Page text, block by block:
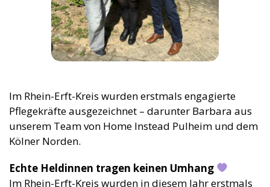
Im Rhein-Erft-Kreis wurden erstmals engagierte
Pflegekräfte ausgezeichnet – darunter Barbara aus
unserem Team von Home Instead Pulheim und dem
Kölner Norden.
Echte Heldinnen tragen keinen Umhang
Im Rhein-Erft-Kreis wurden in diesem Jahr erstmals